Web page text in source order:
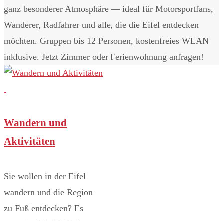
ganz besonderer Atmosphäre — ideal für Motorsportfans,
Wanderer, Radfahrer und alle, die die Eifel entdecken
möchten. Gruppen bis 12 Personen, kostenfreies WLAN
inklusive. Jetzt Zimmer oder Ferienwohnung anfragen!
Wandern und
Aktivitäten
Sie wollen in der Eifel
wandern und die Region
zu Fuß entdecken? Es